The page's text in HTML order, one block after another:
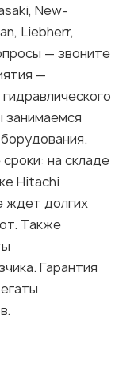
New-
Liebherr,
— звоните
—
занимаемся
на складе
Hitachi
ждет долгих
Также
Гарантия